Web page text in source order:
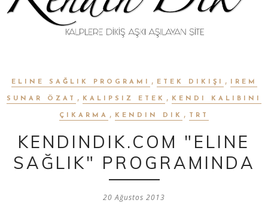
ELINE SAĞLIK PROGRAMI , ETEK DIKIŞI , IREM
SUNAR ÖZAT , KALIPSIZ ETEK , KENDI KALIBINI
ÇIKARMA , KENDIN DIK , TRT
KENDINDIK.COM "ELINE
SAĞLIK" PROGRAMINDA
20 Ağustos 2013